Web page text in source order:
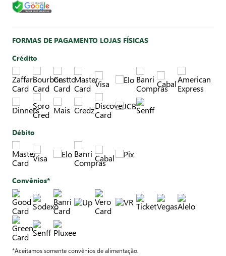
FORMAS DE PAGAMENTO LOJAS FÍSICAS
Crédito
Débito
Convênios*
*Aceitamos somente convênios de alimentação.